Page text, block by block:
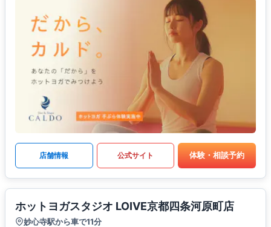
店舗情報 公式サイト 体験・相談予約
ホットヨガスタジオ LOIVE京都四条河原町店
妙心寺駅から車で11分